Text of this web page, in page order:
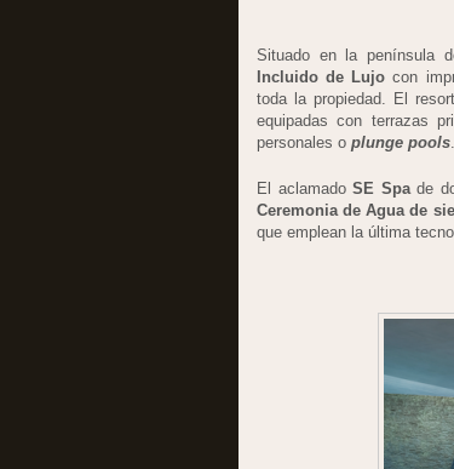
Situado en la península
Incluido de Lujo con
toda la propiedad. El
equipadas con terrazas
personales o plunge pools.
El aclamadoSE Spade
Ceremonia de Agua de
que emplean la última